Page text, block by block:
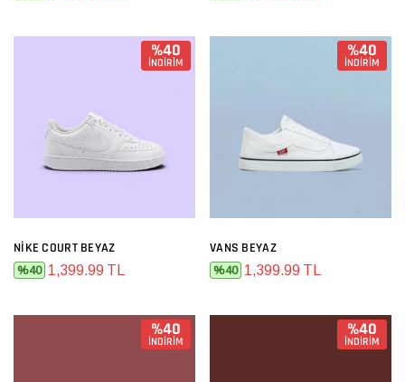
%40
İNDİRİM
NIKE COURT BEYAZ
%40 1,399.99 TL
%40
İNDİRİM
VANS BEYAZ
%40 1,399.99 TL
%40
İNDİRİM
%40
İNDİRİM